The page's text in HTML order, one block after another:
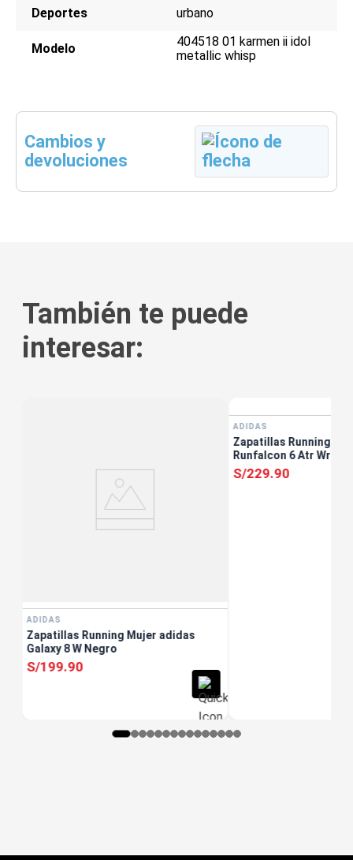
Deportes urbano
Modelo
404518 01 karmen ii idol
metallic whisp
Cambios y
devoluciones
También te puede
interesar:
ADIDAS
Zapatillas Running Mujer adidas
Galaxy 8 W Negro
S/199.90
ADIDAS
Zapatillas Running
Runfalcon 6 Atr Wr W
S/229.90